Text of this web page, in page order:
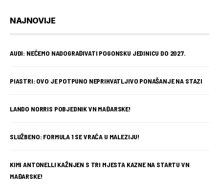
NAJNOVIJE
AUDI: NEĆEMO NADOGRAĐIVATI POGONSKU JEDINICU DO 2027.
PIASTRI: OVO JE POTPUNO NEPRIHVATLJIVO PONAŠANJE NA STAZI
LANDO NORRIS POBJEDNIK VN MAĐARSKE!
SLUŽBENO: FORMULA 1 SE VRAĆA U MALEZIJU!
KIMI ANTONELLI KAŽNJEN S TRI MJESTA KAZNE NA STARTU VN
MAĐARSKE!